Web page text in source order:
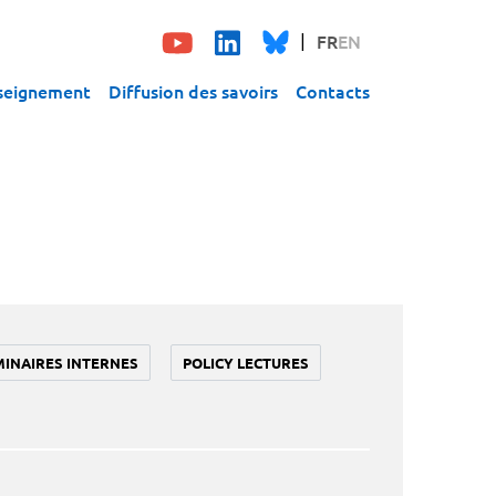
FREN
Diffusion des savoirs Contacts
INTERNES POLICY LECTURES